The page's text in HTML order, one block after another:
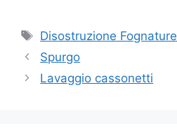
Tag
Disostruzione Fognature
Spurgo
Lavaggio cassonetti